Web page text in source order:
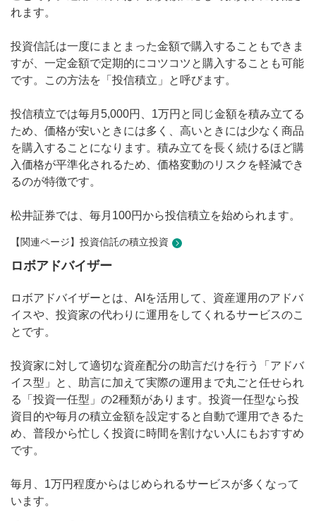
れます。
投資信託は一度にまとまった金額で購入することもできま
すが、一定金額で定期的にコツコツと購入することも可能
です。この方法を「投信積立」と呼びます。
投信積立では毎月5,000円、1万円と同じ金額を積み立てる
ため、価格が安いときには多く、高いときには少なく商品
を購入することになります。積み立てを長く続けるほど購
入価格が平準化されるため、価格変動のリスクを軽減でき
るのが特徴です。
松井証券では、毎月100円から投信積立を始められます。
【関連ページ】投資信託の積立投資
ロボアドバイザー
ロボアドバイザーとは、AIを活用して、資産運用のアドバ
イスや、投資家の代わりに運用をしてくれるサービスのこ
とです。
投資家に対して適切な資産配分の助言だけを行う「アドバ
イス型」と、助言に加えて実際の運用まで丸ごと任せられ
る「投資一任型」の2種類があります。投資一任型なら投
資目的や毎月の積立金額を設定すると自動で運用できるた
め、普段から忙しく投資に時間を割けない人にもおすすめ
です。
毎月、1万円程度からはじめられるサービスが多くなって
います。